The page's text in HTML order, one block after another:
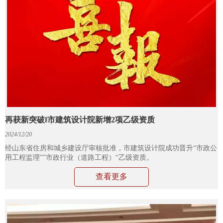
再获新突破‖市建筑设计院新增2项乙级资质
2024/12/20
经山东省住房和城乡建设厅审核批准，市建筑设计院成功晋升“市政公
用工程监理””市政行业（道路工程）“乙级资质。
查看更多